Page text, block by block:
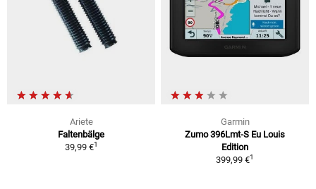
Ariete
Faltenbälge
39,99 €1
Garmin
Zumo 396Lmt-S Eu Louis
Edition
399,99 €1